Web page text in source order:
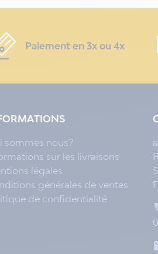
Paiement en 3x ou 4x
sommes nous?
sur les livraisons
légales
générales de ventes
de confidentialité